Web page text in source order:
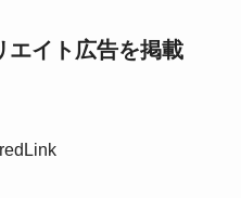
エイト広告を掲載